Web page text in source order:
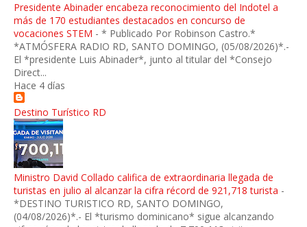
Presidente Abinader encabeza reconocimiento del Indotel a
más de 170 estudiantes destacados en concurso de
vocaciones STEM - * Publicado Por Robinson Castro.*
*ATMÓSFERA RADIO RD, SANTO DOMINGO, (05/08/2026)*.-
El *presidente Luis Abinader*, junto al titular del *Consejo
Direct...
Hace 4 días
Destino Turístico RD
Ministro David Collado califica de extraordinaria llegada de
turistas en julio al alcanzar la cifra récord de 921,718 turista -
*DESTINO TURISTICO RD, SANTO DOMINGO,
(04/08/2026)*.- El *turismo dominicano* sigue alcanzando